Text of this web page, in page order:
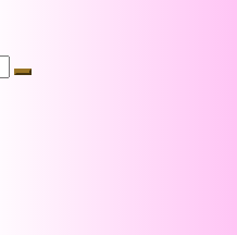
Suche